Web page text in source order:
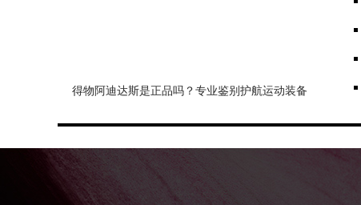
得物阿迪达斯是正品吗？专业鉴别护航运动装备